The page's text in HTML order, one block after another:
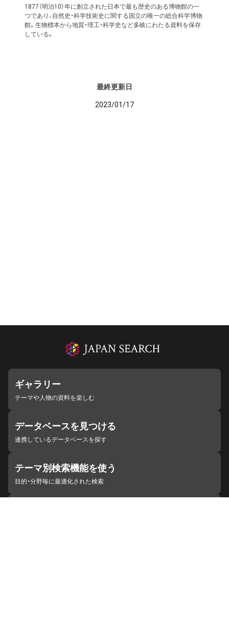
1877（明治10）年に創立された日本で最も歴史のある博物館の一
つであり、自然史・科学技術史に関する国立の唯一の総合科学博物
館。生物標本から地質・理工・科学史など多岐にわたる資料を保存
している。
最終更新日
2023/01/17
ギャラリー
テーマや人物の資料を楽しむ
データベースを見つける
連携しているデータベースを探す
テーマ別検索機能を使う
目的・分野毎に最適化された検索